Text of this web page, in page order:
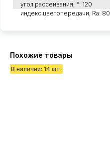
угол рассеивания, °: 120
индекс цветопередачи, Ra: 80
Похожие товары